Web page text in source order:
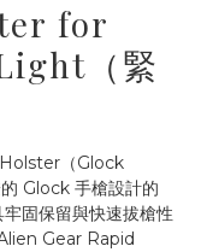
。
for
（緊
（Glock
Glock 手槍設計的
固保留與快速拔槍性
Gear Rapid